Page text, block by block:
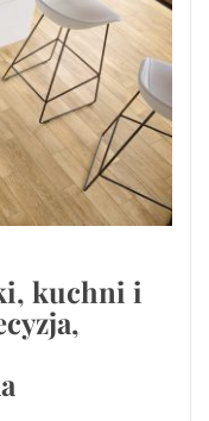
kuchni i